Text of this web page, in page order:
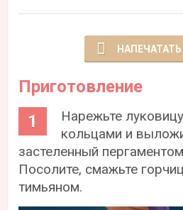
Приготовление
Нарежьте
кольцами и
застеленный
Посолите, смажьте
тимьяном.